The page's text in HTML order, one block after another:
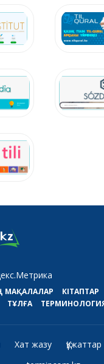
МАҚАЛАЛАР КІТАПТАР
ТҰЛҒА
Хат жазу Құжаттар